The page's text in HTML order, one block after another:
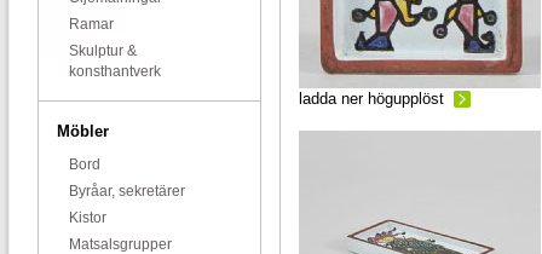
Ramar
Skulptur &
konsthantverk
Möbler
Bord
Byråar, sekretärer
Kistor
Matsalsgrupper
ladda ner högupplöst